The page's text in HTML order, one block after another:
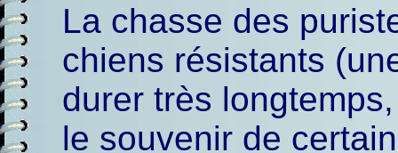
La chasse des
chiens résistants
durer très
le souvenir de